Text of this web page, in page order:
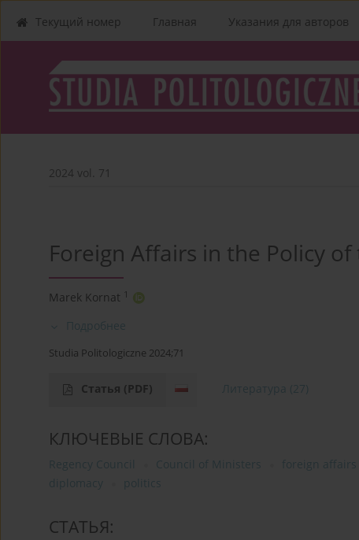
Текущий номер Главная Указания для aвторов
2024 vol. 71
Foreign Affairs in the Policy of
Marek Kornat 1
Подробнее
Studia Politologiczne 2024;71
Статья (PDF) Литература (27)
КЛЮЧЕВЫЕ СЛОВА:
Regency Council Council of Ministers foreign affairs
diplomacy
politics
СТАТЬЯ: